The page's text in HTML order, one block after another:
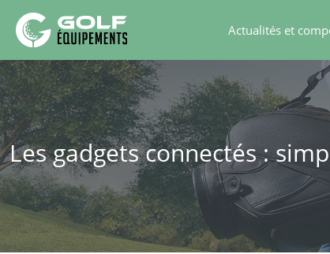
Actualités et
Les gadgets connectés :